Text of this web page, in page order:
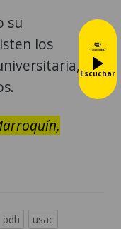
su
los
pdh
usac
Escuchar